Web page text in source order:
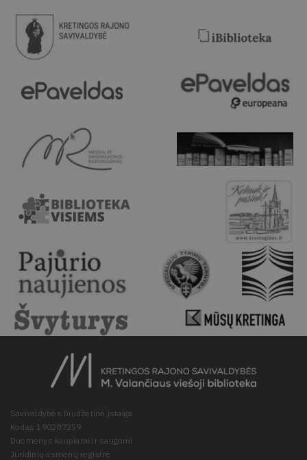
Savivaldybės biudžetinė įstaiga
Kodas 190287259
Duomenys kaupiami ir saugomi
Juridinių asmenų registre